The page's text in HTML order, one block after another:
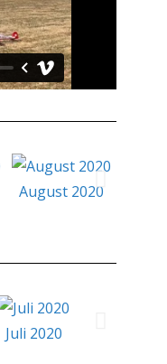
August 2020
Juli 2020